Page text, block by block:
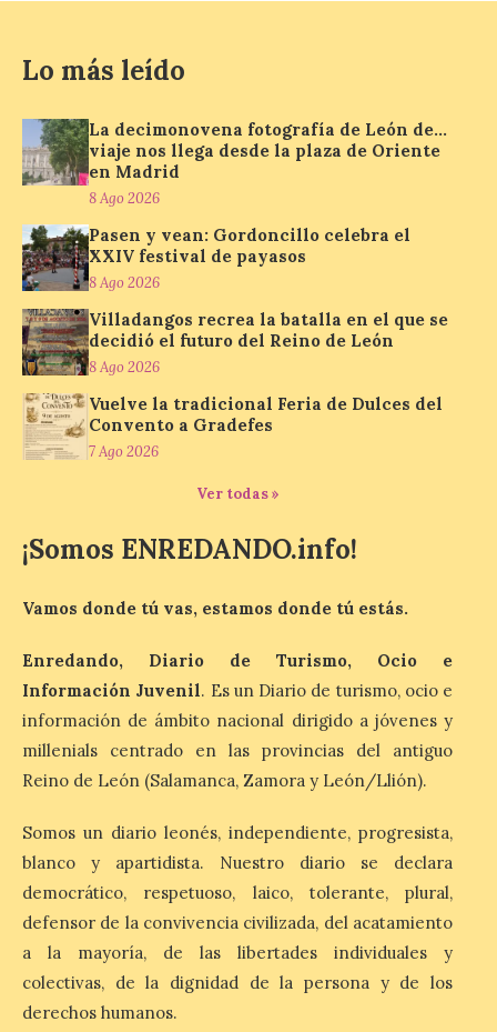
El Jamón de bellota 100 %
ibérico «Guillén» de
Guijuelo ha sido el
ganador al mejor jamón de
bellota ibérico
8 Ago 2026
El Ministerio de
Agricultura, Pesca y
Alimentación concede el
premio Alimentos de
jamones 2026. Jamón Serrano 24 – Monte
Nevado recibe el premio al mejor jamón
serrano u otras figuras de calidad
reconocidas. Se han presentado […]
Las salas del antiguo
Cabrillanes (Babia) acogen
la muestra ‘Eduardo
ILC’
8 Ago 2026
La muestra, que podrá
contemplarse hasta el
plantea tanto los temas
que más preocupaban y
fascinaban a este autor de talla
internacional como las múltiples técnicas
que usó y sus sólidos vínculos con la
Montaña Occidental. […]
Más de 10.000 personas
Lo más leído
La decimonovena fotografía de León de…
viaje nos llega desde la plaza de Oriente
en Madrid
8 Ago 2026
Pasen y vean: Gordoncillo celebra el
XXIV festival de payasos
8 Ago 2026
Villadangos recrea la batalla en el que se
decidió el futuro del Reino de León
8 Ago 2026
Vuelve la tradicional Feria de Dulces del
Convento a Gradefes
7 Ago 2026
Ver todas »
¡Somos ENREDANDO.info!
Vamos donde tú vas, estamos donde tú estás.
Enredando, Diario de Turismo, Ocio e
Información Juvenil. Es un Diario de turismo, ocio e
información de ámbito nacional dirigido a jóvenes y
millenials centrado en las provincias del antiguo
Reino de León (Salamanca, Zamora y León/Llión).
Somos un diario leonés, independiente, progresista,
blanco y apartidista. Nuestro diario se declara
democrático, respetuoso, laico, tolerante, plural,
defensor de la convivencia civilizada, del acatamiento
a la mayoría, de las libertades individuales y
colectivas, de la dignidad de la persona y de los
derechos humanos.